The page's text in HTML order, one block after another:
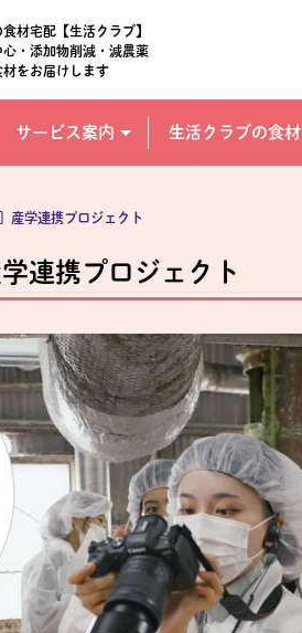
材宅配【生活クラブ】
心・添加物削減・減農薬
材をお届けします
サービス案内 生活クラブの食
産学連携プロジェクト
連携プロジェクト